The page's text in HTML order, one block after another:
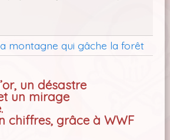
montagne qui gâche la forêt
un désastre
un mirage
chiffres, grâce à WWF